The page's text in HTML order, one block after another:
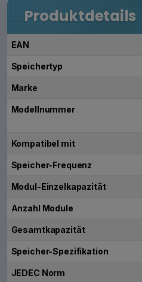
Produktdetails
EAN
Speichertyp
Marke
Modellnummer
Kompatibel mit
Speicher-Frequenz
Modul-Einzelkapazität
Anzahl Module
Gesamtkapazität
Speicher-Spezifikation
JEDEC Norm